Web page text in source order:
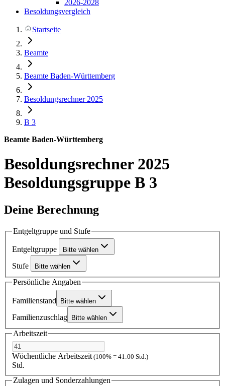
2026-2028
Besoldungsvergleich
Startseite
Beamte
Beamte Baden-Württemberg
Besoldungsrechner 2025
B 3
Beamte Baden-Württemberg
Besoldungsrechner 2025
Besoldungsgruppe B 3
Deine Berechnung
Entgeltgruppe und Stufe
Entgeltgruppe Bitte wählen
Stufe Bitte wählen
Persönliche Angaben
Familienstand Bitte wählen
Familienzuschlag Bitte wählen
Arbeitszeit
Wöchentliche Arbeitszeit (100% = 41:00 Std.)
Std.
Zulagen und Sonderzahlungen